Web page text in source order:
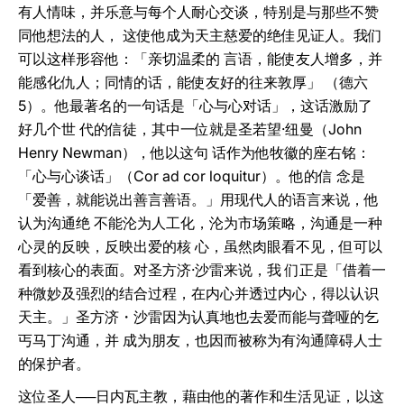
有人情味，并乐意与每个人耐心交谈，特别是与那些不赞
同他想法的人， 这使他成为天主慈爱的绝佳见证人。我们
可以这样形容他：「亲切温柔的 言语，能使友人增多，并
能感化仇人；同情的话，能使友好的往来敦厚」 （德六
5）。他最著名的一句话是「心与心对话」，这话激励了
好几个世 代的信徒，其中一位就是圣若望‧纽曼（John
Henry Newman），他以这句 话作为他牧徽的座右铭：
「心与心谈话」（Cor ad cor loquitur）。他的信 念是
「爱善，就能说出善言善语。」用现代人的语言来说，他
认为沟通绝 不能沦为人工化，沦为市场策略，沟通是一种
心灵的反映，反映出爱的核 心，虽然肉眼看不见，但可以
看到核心的表面。对圣方济‧沙雷来说，我 们正是「借着一
种微妙及强烈的结合过程，在内心并透过内心，得以认识
天主。」圣方济・沙雷因为认真地也去爱而能与聋哑的乞
丐马丁沟通，并 成为朋友，也因而被称为有沟通障碍人士
的保护者。
这位圣人──日内瓦主教，藉由他的著作和生活见证，以这